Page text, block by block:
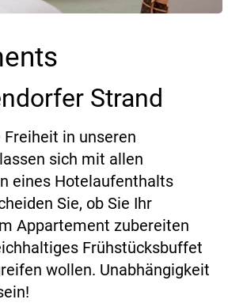
Strand
Freiheit in unseren
sich mit allen
eines Hotelaufenthalts
Sie, ob Sie Ihr
Appartement zubereiten
Frühstücksbuffet
wollen. Unabhängigkeit